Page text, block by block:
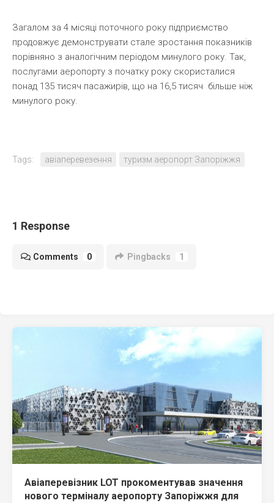
Загалом за 4 місяці поточного року підприємство
продовжує демонструвати стале зростання показників
порівняно з аналогічним періодом минулого року. Так,
послугами аеропорту з початку року скористалися
понад 135 тисяч пасажирів, що на 16,5 тисяч більше ніж
минулого року.
Tags: авіаперевезення туризм аеропорт Запоріжжя
1 Response
Comments 0 Pingbacks 1
Авіаперевізник LOT прокоментував значення
нового терміналу аеропорту Запоріжжя для